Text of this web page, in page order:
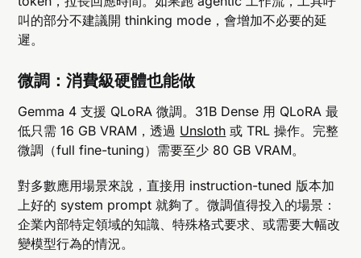
叫的部分不建議開 thinking mode，會增加不必要的延
遲。
微調：消費級硬體也能做
Gemma 4 支援 QLoRA 微調。31B Dense 用 QLoRA 最
低只需 16 GB VRAM，透過 Unsloth 或 TRL 操作。完整
微調（full fine-tuning）需要至少 80 GB VRAM。
對多數應用場景來說，直接用 instruction-tuned 版本加
上好的 system prompt 就夠了。微調值得投入的場景：
企業內部特定領域的知識、特殊格式要求、或需要大幅改
變模型行為的情況。